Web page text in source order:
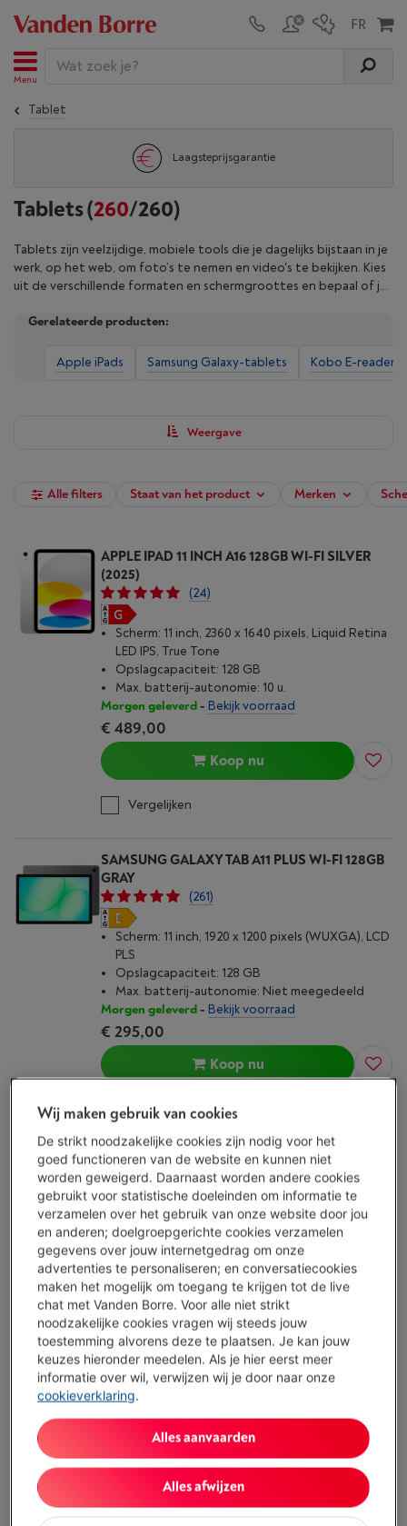
Menu
Tablet
Laagsteprijsgarantie
Tablets(260/260)
Tablets zijn veelzijdige, mobiele tools die je dagelijks bijstaan in je
werk, op het web, om foto’s te nemen en video's te bekijken. Kies
uit de verschillende formaten en schermgroottes en bepaal of je
professionele uitdagingen. Van Android-modellen, waaronder de
van je voorkeur op het gebied van geheugen, opslag en wifi- of
USB-connectiviteit. Dankzij hun touchscreens en lange
multimediatablet bij Vanden Borre.
Gerelateerde producten:
Apple iPads Samsung Galaxy-tablets Kobo E-readers
Weergave
Alle filters Staat van het product Merken
APPLE IPAD 11 INCH A16 128GB WI-FI SILVER
(2025)
(24)
Scherm: 11 inch, 2360 x 1640 pixels, Liquid Retina
LED IPS, True Tone
Opslagcapaciteit: 128 GB
Max. batterij-autonomie: 10 u.
Morgen geleverd- Bekijk voorraad
€ 489,00
Koop nu
Vergelijken
SAMSUNG GALAXY TAB A11 PLUS WI-FI 128GB
GRAY
(261)
Scherm: 11 inch, 1920 x 1200 pixels (WUXGA), LCD
PLS
Opslagcapaciteit: 128 GB
Max. batterij-autonomie: Niet meegedeeld
Morgen geleverd- Bekijk voorraad
€ 295,00
Koop nu
Vergelijken
Voor jou getest
LENOVO IDEA TAB 8/128GB PACK MET STYLUS
MET SLEEVE
(4)
Scherm: 11 inch, 2560 x 1600 pixels (WQXGA), IPS
Lcd
Opslagcapaciteit: 128 GB
Max. batterij-autonomie: 14 u.
Morgen geleverd-Bekijk voorraad
€ 249,00
Vergelijken
SAMSUNG A11+ 128GB + COVER PACK
(1)
Wij maken gebruik van cookies
De strikt noodzakelijke cookies zijn nodig voor het
goed functioneren van de website en kunnen niet
worden geweigerd. Daarnaast worden andere cookies
gebruikt voor statistische doeleinden om informatie te
verzamelen over het gebruik van onze website door jou
en anderen; doelgroepgerichte cookies verzamelen
gegevens over jouw internetgedrag om onze
advertenties te personaliseren; en conversatiecookies
maken het mogelijk om toegang te krijgen tot de live
chat met Vanden Borre. Voor alle niet strikt
noodzakelijke cookies vragen wij steeds jouw
toestemming alvorens deze te plaatsen. Je kan jouw
keuzes hieronder meedelen. Als je hier eerst meer
informatie over wil, verwijzen wij je door naar onze
cookieverklaring.
Alles afwijzen
Alles aanvaarden